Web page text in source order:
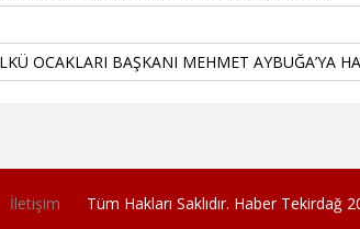
OCAKLARI BAŞKANI MEHMET AYBUĞA’YA
İletişim Tüm Hakları Saklıdır. Haber Tekirdağ